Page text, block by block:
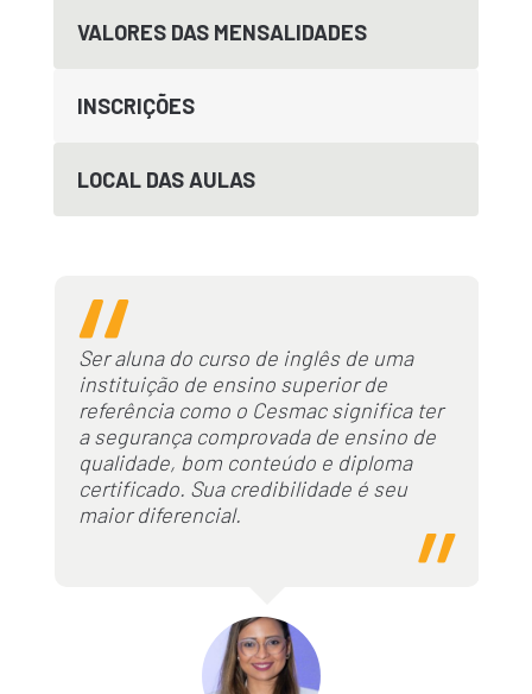
VALORES DAS MENSALIDADES
INSCRIÇÕES
LOCAL DAS AULAS
Ser aluna do curso de inglês de uma
instituição de ensino superior de
referência como o Cesmac significa ter
a segurança comprovada de ensino de
qualidade, bom conteúdo e diploma
certificado. Sua credibilidade é seu
maior diferencial.